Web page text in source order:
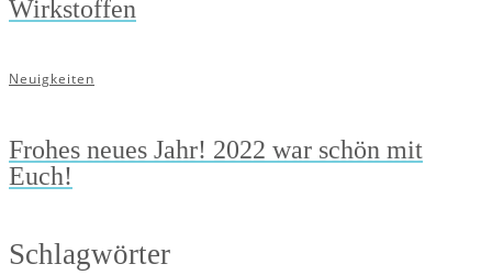
Wirkstoffen
Neuigkeiten
Frohes neues Jahr! 2022 war schön mit
Euch!
Schlagwörter